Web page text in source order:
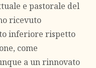
e pastorale del
ricevuto
inferiore rispetto
come
a un rinnovato